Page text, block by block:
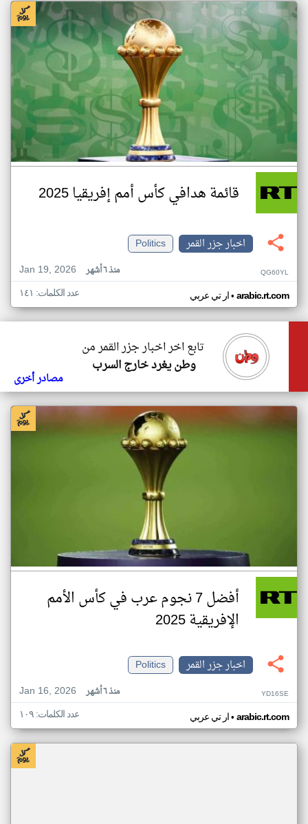
قائمة هدافي كأس أمم إفريقيا 2025
اخبار جزر القمر
Politics
Jan 19, 2026
منذ ٦ أشهر QG60YL
ار تي عربي• arabic.rt.com عدد الكلمات: ١٤١
تابع اخر اخبار جزر القمر من
وطن يغرد خارج السرب
مصادر أخرى
أفضل 7 نجوم عرب في كأس الأمم
الإفريقية 2025
اخبار جزر القمر
Politics
Jan 16, 2026
منذ ٦ أشهر YD16SE
ار تي عربي• arabic.rt.com عدد الكلمات: ١٠٩